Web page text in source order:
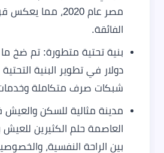
مصر عام 2020، مما
الفائقة.
دولار في تطوير البنية
شبكات صرف متكاملة وخدمات
مدينة مثالية للسكن والعيش
العاصمة حلم الكثيرين
بين الراحة النفسية،